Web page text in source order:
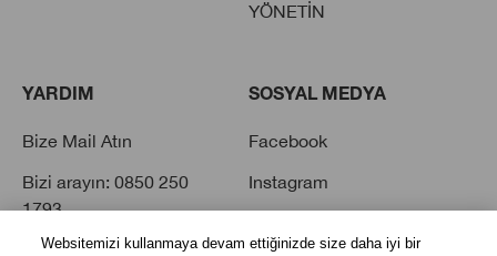
YÖNETİN
YARDIM
Bize Mail Atın
Bizi arayın: 0850 250
1793
Sık Sorulan Sorular
SOSYAL MEDYA
Facebook
Instagram
Websitemizi kullanmaya devam ettiğinizde size daha iyi bir